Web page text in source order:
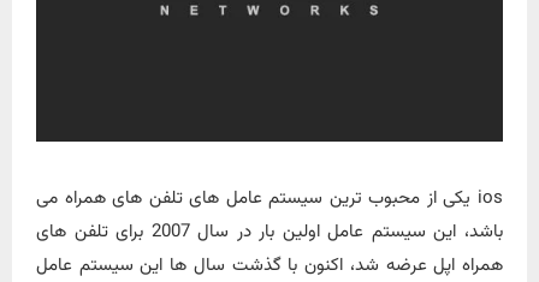
ios یکی از محبوب ترین سیستم عامل های تلفن های همراه می
باشد، این سیستم عامل اولین بار در سال 2007 برای تلفن های
همراه اپل عرضه شد، اکنون با گذشت سال ها این سیستم عامل